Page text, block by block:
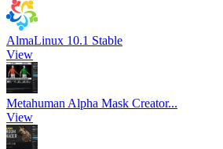
AlmaLinux 10.1 Stable
View
Metahuman Alpha Mask Creator...
View